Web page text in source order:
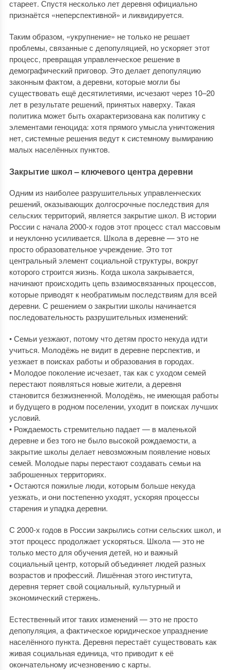
стареет. Спустя несколько лет деревня официально
признаётся «неперспективной» и ликвидируется.
Таким образом, «укрупнение» не только не решает
проблемы, связанные с депопуляцией, но ускоряет этот
процесс, превращая управленческое решение в
демографический приговор. Это делает депопуляцию
законным фактом, а деревни, которые могли бы
существовать ещё десятилетиями, исчезают через 10–20
лет в результате решений, принятых наверху. Такая
политика может быть охарактеризована как политику с
элементами геноцида: хотя прямого умысла уничтожения
нет, системные решения ведут к системному вымиранию
малых населённых пунктов.
Закрытие школ – ключевого центра деревни
Одним из наиболее разрушительных управленческих
решений, оказывающих долгосрочные последствия для
сельских территорий, является закрытие школ. В истории
России с начала 2000-х годов этот процесс стал массовым
и неуклонно усиливается. Школа в деревне — это не
просто образовательное учреждение. Это тот
центральный элемент социальной структуры, вокруг
которого строится жизнь. Когда школа закрывается,
начинают происходить цепь взаимосвязанных процессов,
которые приводят к необратимым последствиям для всей
деревни. С решением о закрытии школы начинается
последовательность разрушительных изменений:
• Семьи уезжают, потому что детям просто некуда идти
учиться. Молодёжь не видит в деревне перспектив, и
уезжает в поисках работы и образования в городах.
• Молодое поколение исчезает, так как с уходом семей
перестают появляться новые жители, а деревня
становится безжизненной. Молодёжь, не имеющая работы
и будущего в родном поселении, уходит в поисках лучших
условий.
• Рождаемость стремительно падает — в маленькой
деревне и без того не было высокой рождаемости, а
закрытие школы делает невозможным появление новых
семей. Молодые пары перестают создавать семьи на
заброшенных территориях.
• Остаются пожилые люди, которым больше некуда
уезжать, и они постепенно уходят, ускоряя процессы
старения и упадка деревни.
С 2000-х годов в России закрылись сотни сельских школ, и
этот процесс продолжает ускоряться. Школа — это не
только место для обучения детей, но и важный
социальный центр, который объединяет людей разных
возрастов и профессий. Лишённая этого института,
деревня теряет свой социальный, культурный и
экономический стержень.
Естественный итог таких изменений — это не просто
депопуляция, а фактическое юридическое упразднение
населённого пункта. Деревня перестаёт существовать как
живая социальная единица, что приводит к её
окончательному исчезновению с карты.